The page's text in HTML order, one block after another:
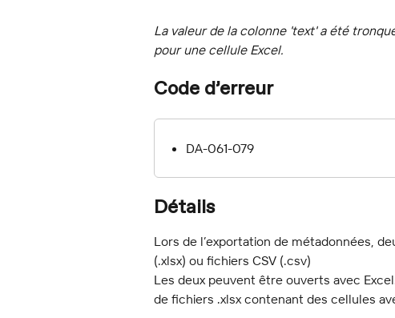
La valeur de la colonne 'text' a été
pour une cellule Excel.
Code d’erreur
DA-061-079
Détails
Lors de l’exportation de métadonnées,
(.xlsx) ou fichiers CSV (.csv)
Les deux peuvent être ouverts avec
de fichiers .xlsx contenant des cellules